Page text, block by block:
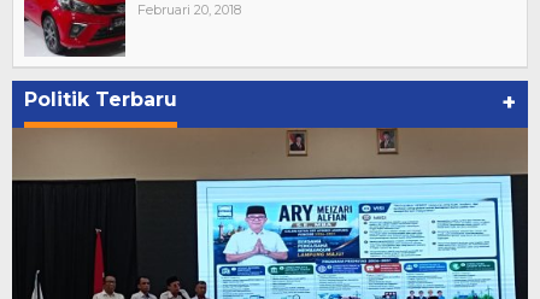
Februari 20, 2018
Politik Terbaru +